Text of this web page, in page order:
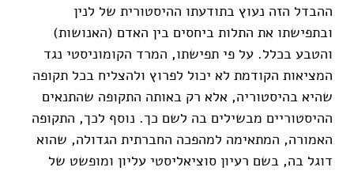
ההבדל הזה נעוץ בתודעתו ההיסטורית של לנין
ובתפישתו את התלות ביחסים בין האדם (האנושות)
והטבע בכלל. על פי תפישתו, המרד הקומוניסטי נגד
המציאות הקודמת לא יכול לפרוץ ולהצליח בכל תקופה
שהיא בהיסטוריה, אלא רק באותה התקופה שהתנאים
ההיסטוריים מבשילים בה לשם כך. נוסף לכך, התקופה
האמורה, המתאימה למהפכה החברתית הגדולה, שהוא
דוגל בה, בשם רעיון סוציאליסטי עליון ומופשט של